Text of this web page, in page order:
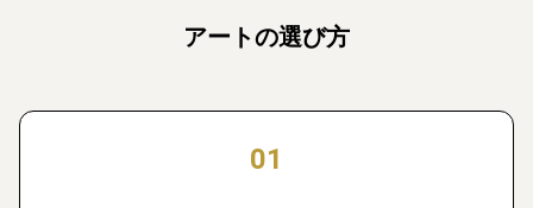
アートの選び方
01